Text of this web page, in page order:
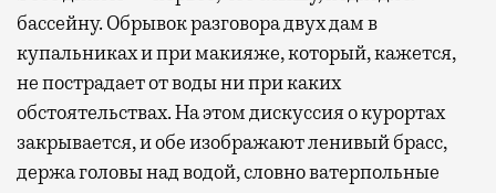
бассейну. Обрывок разговора двух дам в
купальниках и при макияже, который, кажется,
не пострадает от воды ни при каких
обстоятельствах. На этом дискуссия о курортах
закрывается, и обе изображают ленивый брасс,
держа головы над водой, словно ватерпольные